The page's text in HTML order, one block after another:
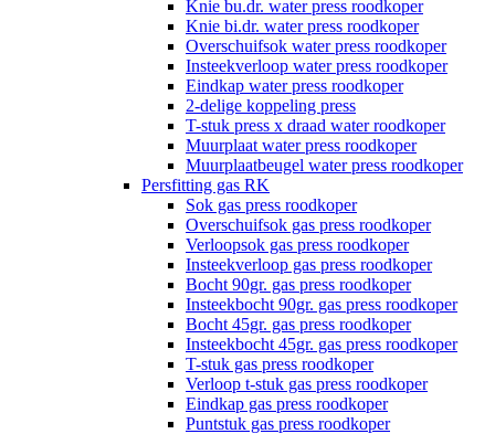
Knie bu.dr. water press roodkoper
Knie bi.dr. water press roodkoper
Overschuifsok water press roodkoper
Insteekverloop water press roodkoper
Eindkap water press roodkoper
2-delige koppeling press
T-stuk press x draad water roodkoper
Muurplaat water press roodkoper
Muurplaatbeugel water press roodkoper
Persfitting gas RK
Sok gas press roodkoper
Overschuifsok gas press roodkoper
Verloopsok gas press roodkoper
Insteekverloop gas press roodkoper
Bocht 90gr. gas press roodkoper
Insteekbocht 90gr. gas press roodkoper
Bocht 45gr. gas press roodkoper
Insteekbocht 45gr. gas press roodkoper
T-stuk gas press roodkoper
Verloop t-stuk gas press roodkoper
Eindkap gas press roodkoper
Puntstuk gas press roodkoper